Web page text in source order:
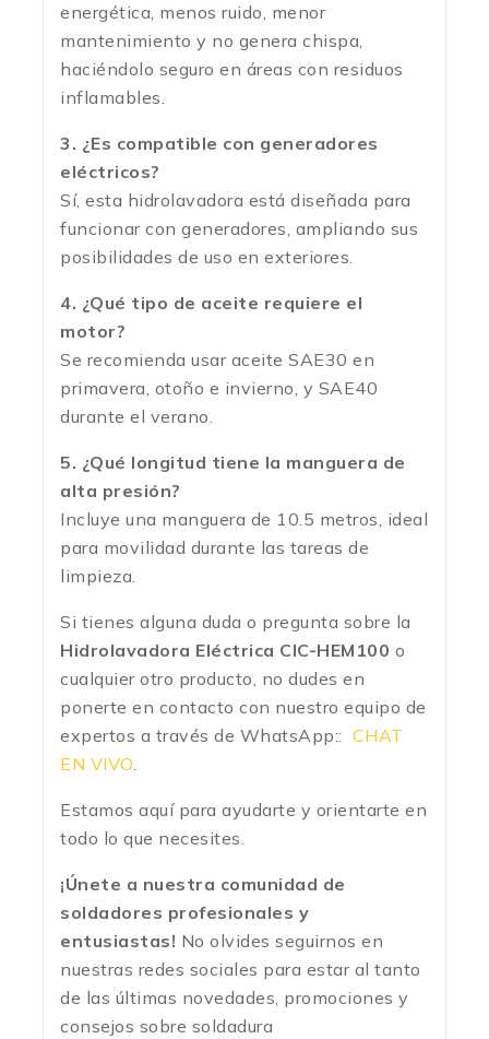
energética, menos ruido, menor
mantenimiento y no genera chispa,
haciéndolo seguro en áreas con residuos
inflamables.
3. ¿Es compatible con generadores
eléctricos?
Sí, esta hidrolavadora está diseñada para
funcionar con generadores, ampliando sus
posibilidades de uso en exteriores.
4. ¿Qué tipo de aceite requiere el
motor?
Se recomienda usar aceite SAE30 en
primavera, otoño e invierno, y SAE40
durante el verano.
5. ¿Qué longitud tiene la manguera de
alta presión?
Incluye una manguera de 10.5 metros, ideal
para movilidad durante las tareas de
limpieza.
Si tienes alguna duda o pregunta sobre la
Hidrolavadora Eléctrica CIC-HEM100 o
cualquier otro producto, no dudes en
ponerte en contacto con nuestro equipo de
expertos a través de WhatsApp:: CHAT
EN VIVO.
Estamos aquí para ayudarte y orientarte en
todo lo que necesites.
¡Únete a nuestra comunidad de
soldadores profesionales y
entusiastas! No olvides seguirnos en
nuestras redes sociales para estar al tanto
de las últimas novedades, promociones y
consejos sobre soldadura